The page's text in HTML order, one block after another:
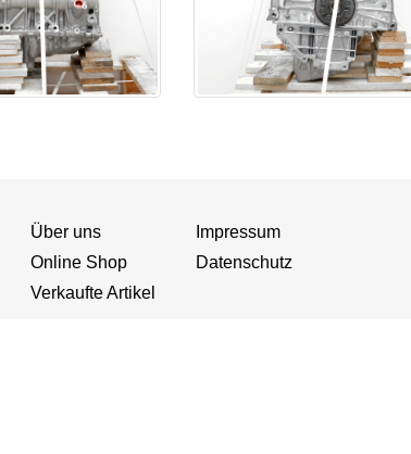
Über uns
Impressum
Online Shop
Datenschutz
Verkaufte Artikel